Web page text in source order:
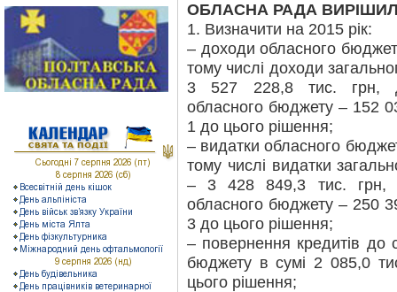
ОБЛАСНА РАДА
1. Визначити на 2015 рік:
– доходи обласного
тому числі доходи
3 527 228,8 тис. грн,
обласного бюджету – 152
1 до цього рішення;
– видатки обласного
тому числі видатки
– 3 428 849,3 тис. грн,
обласного бюджету – 250
3 до цього рішення;
– повернення кредитів до
бюджету в сумі 2 085,0
цього рішення;